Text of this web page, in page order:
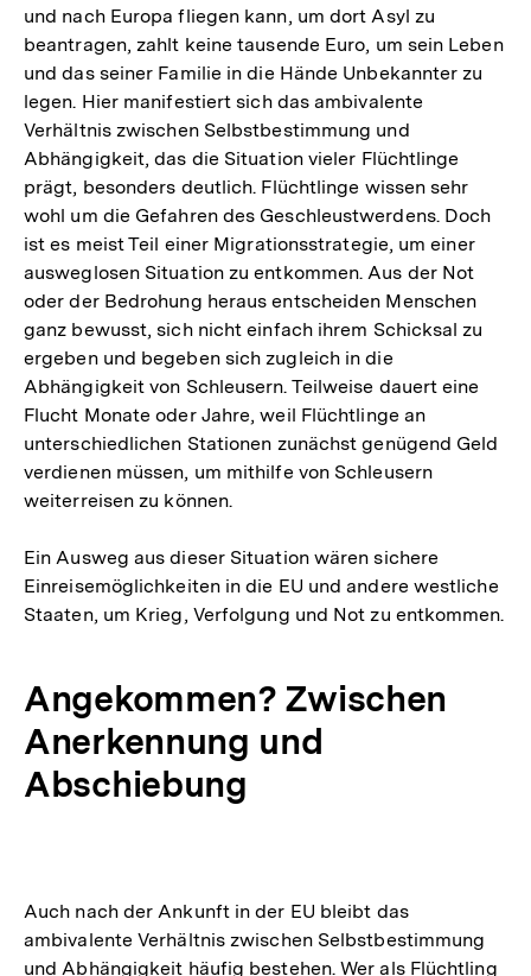
und nach Europa fliegen kann, um dort Asyl zu
beantragen, zahlt keine tausende Euro, um sein Leben
und das seiner Familie in die Hände Unbekannter zu
legen. Hier manifestiert sich das ambivalente
Verhältnis zwischen Selbstbestimmung und
Abhängigkeit, das die Situation vieler Flüchtlinge
prägt, besonders deutlich. Flüchtlinge wissen sehr
wohl um die Gefahren des Geschleustwerdens. Doch
ist es meist Teil einer Migrationsstrategie, um einer
ausweglosen Situation zu entkommen. Aus der Not
oder der Bedrohung heraus entscheiden Menschen
ganz bewusst, sich nicht einfach ihrem Schicksal zu
ergeben und begeben sich zugleich in die
Abhängigkeit von Schleusern. Teilweise dauert eine
Flucht Monate oder Jahre, weil Flüchtlinge an
unterschiedlichen Stationen zunächst genügend Geld
verdienen müssen, um mithilfe von Schleusern
weiterreisen zu können.
Ein Ausweg aus dieser Situation wären sichere
Einreisemöglichkeiten in die EU und andere westliche
Staaten, um Krieg, Verfolgung und Not zu entkommen.
Angekommen? Zwischen
Anerkennung und
Abschiebung
Auch nach der Ankunft in der EU bleibt das
ambivalente Verhältnis zwischen Selbstbestimmung
und Abhängigkeit häufig bestehen. Wer als Flüchtling